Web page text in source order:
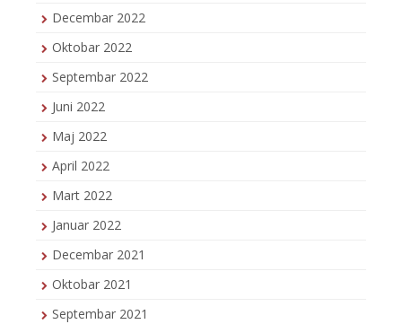
Decembar 2022
Oktobar 2022
Septembar 2022
Juni 2022
Maj 2022
April 2022
Mart 2022
Januar 2022
Decembar 2021
Oktobar 2021
Septembar 2021